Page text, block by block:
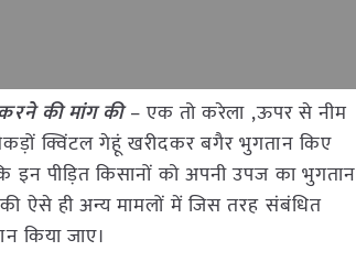
की मांग की – एक तो करेला ,ऊपर से नीम
क्विंटल गेहूं खरीदकर बगैर भुगतान किए
इन पीड़ित किसानों को अपनी उपज का भुगतान
ऐसे ही अन्य मामलों में जिस तरह संबंधित
किया जाए।